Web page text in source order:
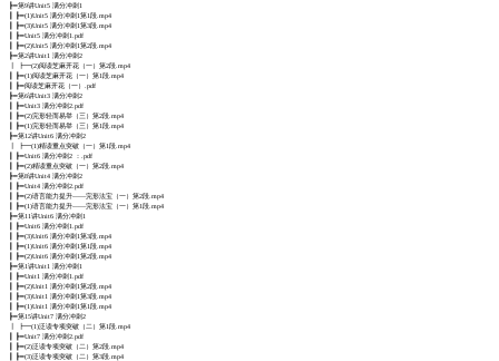
┣━第9讲Unit5 满分冲刺1
┃ ┣━(1)Unit5 满分冲刺1第1段.mp4
┃ ┣━(3)Unit5 满分冲刺1第3段.mp4
┃ ┣━Unit5 满分冲刺1.pdf
┃ ┣━(2)Unit5 满分冲刺1第2段.mp4
┣━第2讲Unit1 满分冲刺2
┃ ┣━(2)阅读芝麻开花（一）第2段.mp4
┃ ┣━(1)阅读芝麻开花（一）第1段.mp4
┃ ┣━阅读芝麻开花（一）.pdf
┣━第6讲Unit3 满分冲刺2
┃ ┣━Unit3 满分冲刺2.pdf
┃ ┣━(2)完形轻而易举（三）第2段.mp4
┃ ┣━(1)完形轻而易举（三）第1段.mp4
┣━第12讲Unit6 满分冲刺2
┃ ┣━(1)精读重点突破（一）第1段.mp4
┃ ┣━Unit6 满分冲刺2 ：.pdf
┃ ┣━(2)精读重点突破（一）第2段.mp4
┣━第8讲Unit4 满分冲刺2
┃ ┣━Unit4 满分冲刺2.pdf
┃ ┣━(2)语言能力提升——完形法宝（一）第2段.mp4
┃ ┣━(1)语言能力提升——完形法宝（一）第1段.mp4
┣━第11讲Unit6 满分冲刺1
┃ ┣━Unit6 满分冲刺1.pdf
┃ ┣━(3)Unit6 满分冲刺1第3段.mp4
┃ ┣━(1)Unit6 满分冲刺1第1段.mp4
┃ ┣━(2)Unit6 满分冲刺1第2段.mp4
┣━第1讲Unit1 满分冲刺1
┃ ┣━Unit1 满分冲刺1.pdf
┃ ┣━(2)Unit1 满分冲刺1第2段.mp4
┃ ┣━(3)Unit1 满分冲刺1第3段.mp4
┃ ┣━(1)Unit1 满分冲刺1第1段.mp4
┣━第15讲Unit7 满分冲刺2
┃ ┣━(1)泛读专项突破（二）第1段.mp4
┃ ┣━Unit7 满分冲刺2.pdf
┃ ┣━(2)泛读专项突破（二）第2段.mp4
┃ ┣━(3)泛读专项突破（二）第3段.mp4